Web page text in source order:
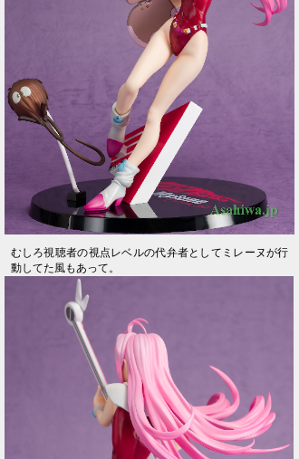
むしろ視聴者の視点レベルの代弁者としてミレーヌが行
動してた風もあって。